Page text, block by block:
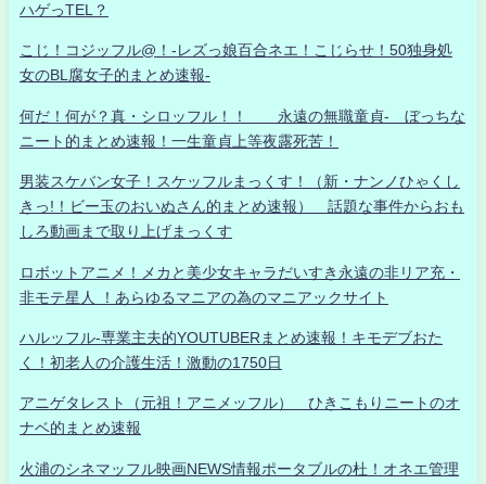
ハゲっTEL？
こじ！コジッフル@！-レズっ娘百合ネエ！こじらせ！50独身処
女のBL腐女子的まとめ速報-
何だ！何が？真・シロッフル！！ 永遠の無職童貞- ぼっちな
ニート的まとめ速報！一生童貞上等夜露死苦！
男装スケバン女子！スケッフルまっくす！（新・ナンノひゃくし
きっ!！ビー玉のおいぬさん的まとめ速報） 話題な事件からおも
しろ動画まで取り上げまっくす
ロボットアニメ！メカと美少女キャラだいすき永遠の非リア充・
非モテ星人 ！あらゆるマニアの為のマニアックサイト
ハルッフル-専業主夫的YOUTUBERまとめ速報！キモデブおた
く！初老人の介護生活！激動の1750日
アニゲタレスト（元祖！アニメッフル） ひきこもりニートのオ
ナベ的まとめ速報
火浦のシネマッフル映画NEWS情報ポータブルの杜！オネエ管理